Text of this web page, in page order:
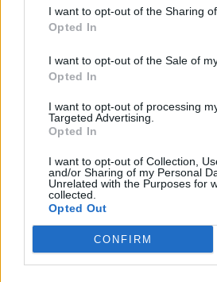
I want to opt-out of the Sharing
Opted In
I want to opt-out of the Sale of
Opted In
I want to opt-out of processing
Targeted Advertising.
Opted In
I want to opt-out of Collection,
and/or Sharing of my Personal
Unrelated with the Purposes for
collected.
Opted Out
CONFIRM